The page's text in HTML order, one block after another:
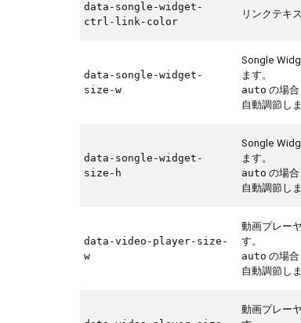
data-songle-widget-
ctrl-link-color
リンクテキ
data-songle-widget-
size-w
Songle
ます。
auto の場
自動調節しま
data-songle-widget-
size-h
Songle
ます。
auto の場
自動調節しま
data-video-player-size-
w
動画プレー
す。
auto の場
自動調節しま
動画プレー